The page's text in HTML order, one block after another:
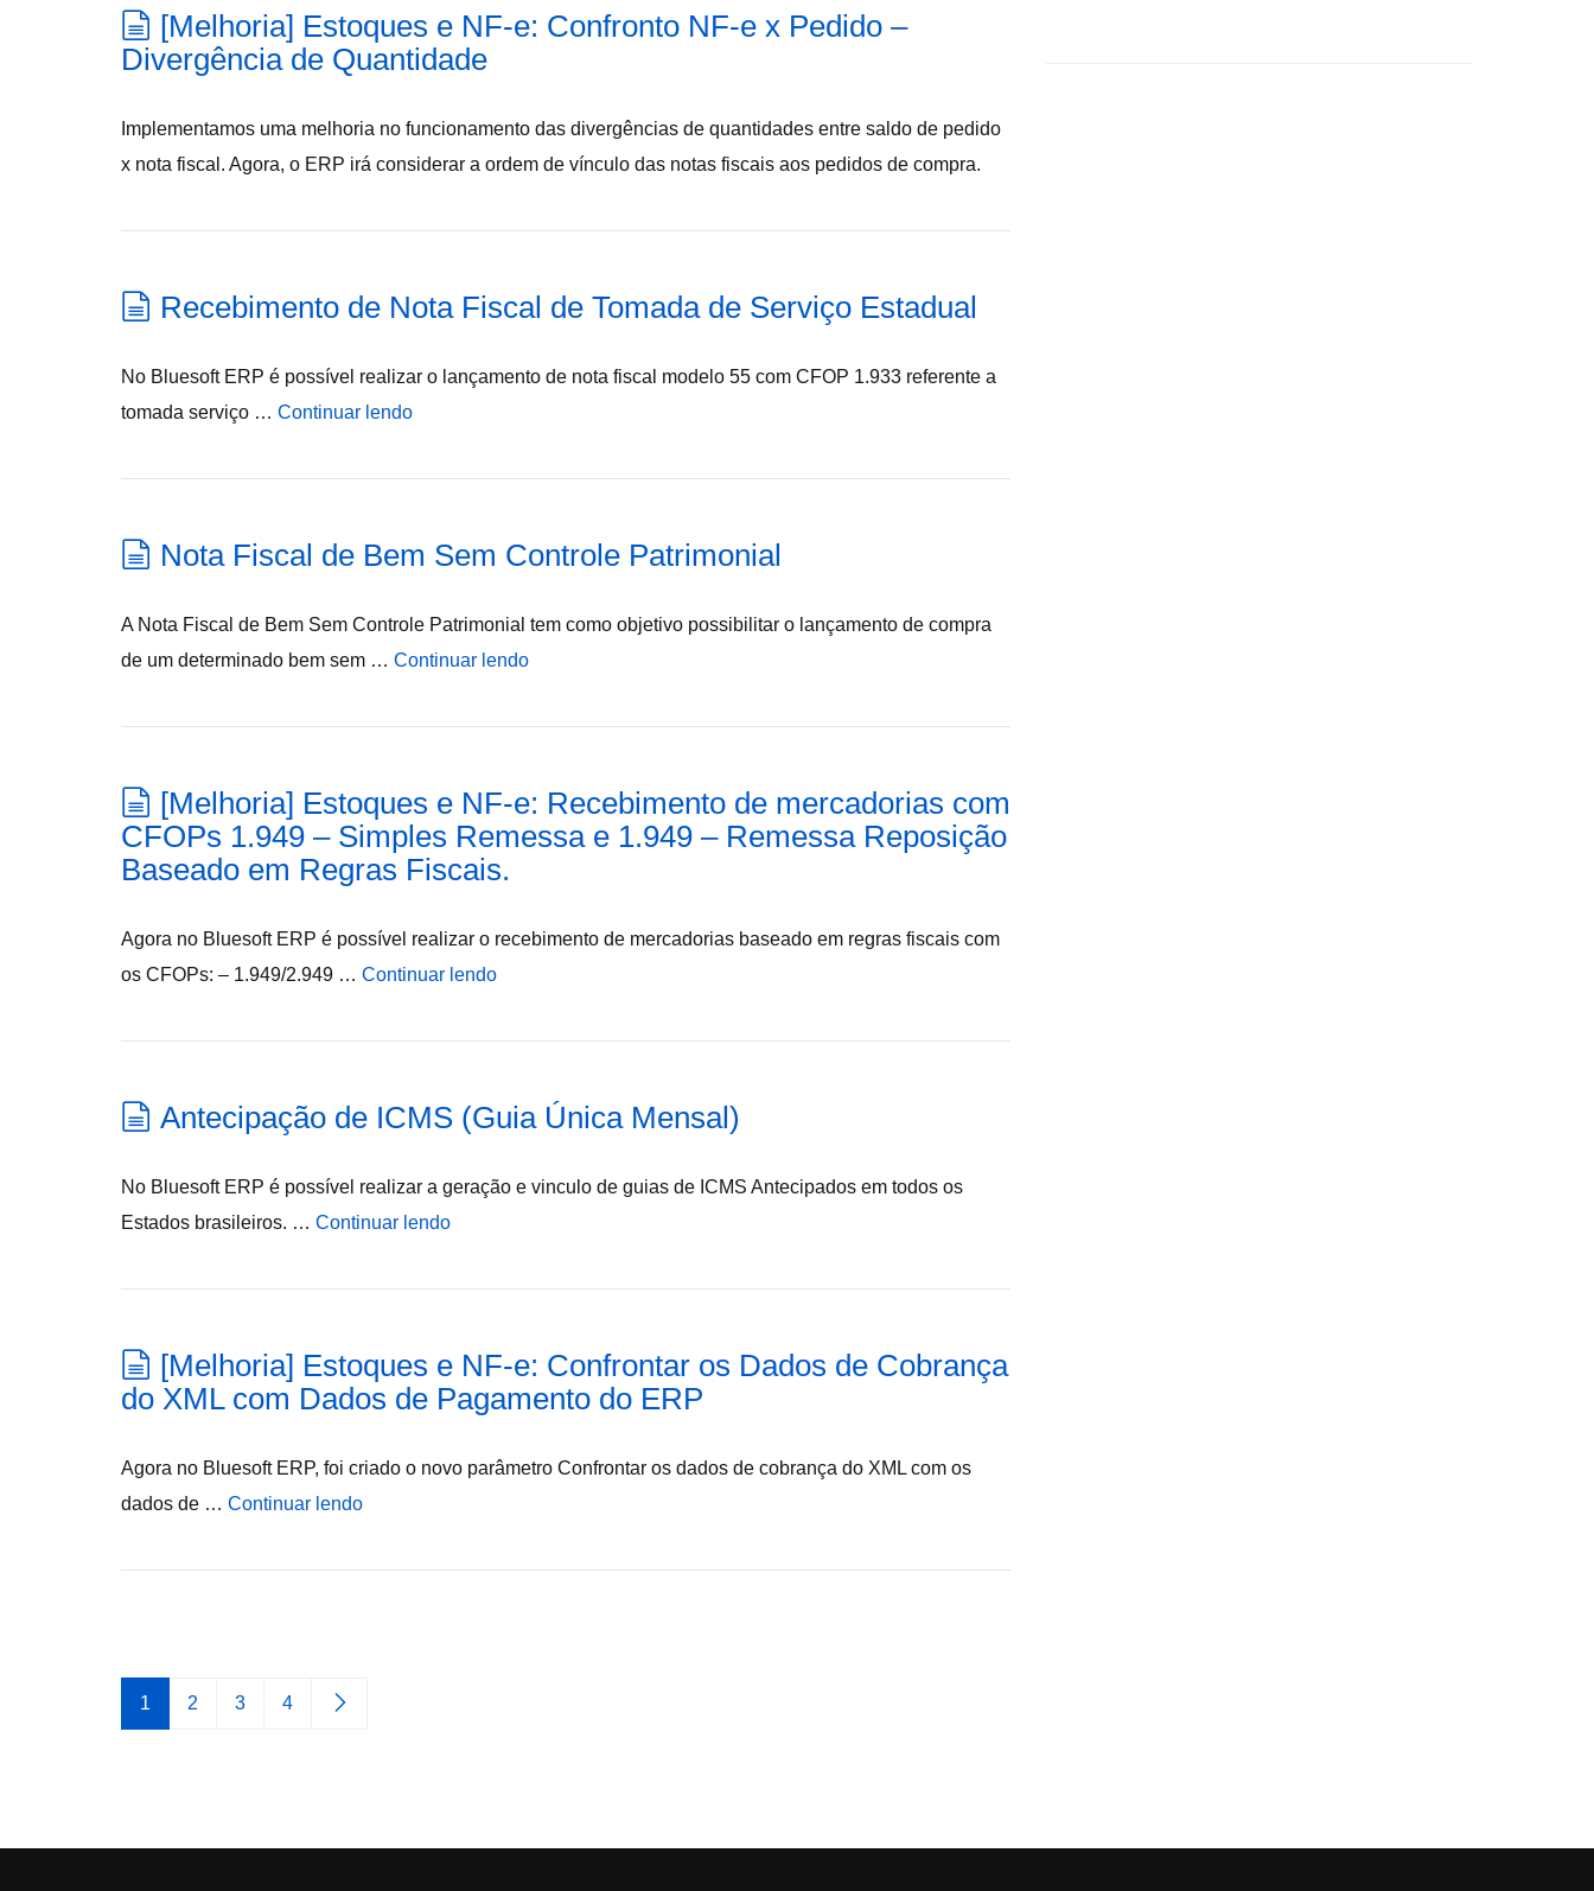
[Melhoria] Estoques e NF-e: Confronto NF-e x Pedido –
Divergência de Quantidade
Implementamos uma melhoria no funcionamento das divergências de quantidades entre saldo de pedido
x nota fiscal. Agora, o ERP irá considerar a ordem de vínculo das notas fiscais aos pedidos de compra.
Recebimento de Nota Fiscal de Tomada de Serviço Estadual
No Bluesoft ERP é possível realizar o lançamento de nota fiscal modelo 55 com CFOP 1.933 referente a
tomada serviço … Continuar lendo
Nota Fiscal de Bem Sem Controle Patrimonial
A Nota Fiscal de Bem Sem Controle Patrimonial tem como objetivo possibilitar o lançamento de compra
de um determinado bem sem … Continuar lendo
[Melhoria] Estoques e NF-e: Recebimento de mercadorias com
CFOPs 1.949 – Simples Remessa e 1.949 – Remessa Reposição
Baseado em Regras Fiscais.
Agora no Bluesoft ERP é possível realizar o recebimento de mercadorias baseado em regras fiscais com
os CFOPs: – 1.949/2.949 … Continuar lendo
Antecipação de ICMS (Guia Única Mensal)
No Bluesoft ERP é possível realizar a geração e vinculo de guias de ICMS Antecipados em todos os
Estados brasileiros. … Continuar lendo
[Melhoria] Estoques e NF-e: Confrontar os Dados de Cobrança
do XML com Dados de Pagamento do ERP
Agora no Bluesoft ERP, foi criado o novo parâmetro Confrontar os dados de cobrança do XML com os
dados de … Continuar lendo
1 2 3 4